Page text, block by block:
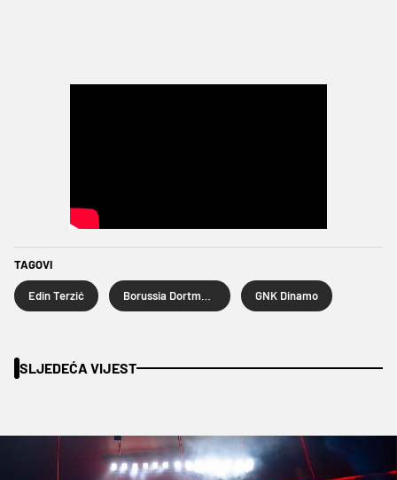
TAGOVI
Edin Terzić GNK Dinamo
SLJEDEĆA VIJEST